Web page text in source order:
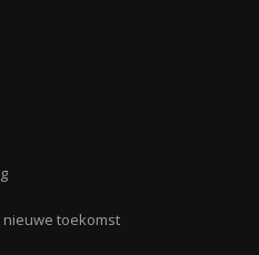
toekomst